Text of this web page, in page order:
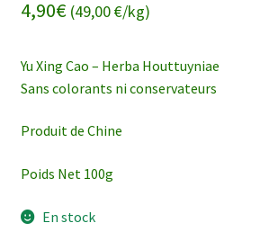
4,90€(49,00 €/kg)
Yu Xing Cao – Herba Houttuyniae
Sans colorants ni conservateurs
Produit de Chine
Poids Net 100g
En stock